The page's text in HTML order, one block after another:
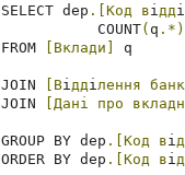
SELECT dep .[Код вi ддi
           COUNT
( q .*)
FROM
[Вклади] q
JOIN [Вi ддi лення
JOIN
[Дані про
GROUP BY dep .[Код вi
ORDER BY dep .[Код вi